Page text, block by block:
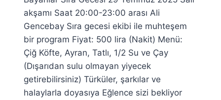
akşamı Saat 20:00-23:00 arası Ali
Gencebay Sıra gecesi ekibi ile muhteşem
bir program Fiyat: 500 lira (Nakit) Menü:
Çiğ Köfte, Ayran, Tatlı, 1/2 Su ve Çay
(Dışarıdan sulu olmayan yiyecek
getirebilirsiniz) Türküler, şarkılar ve
halaylarla doyasıya Eğlence sizi bekliyor